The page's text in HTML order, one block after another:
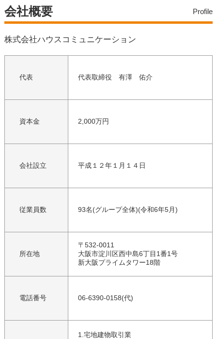
会社概要 Profile
株式会社ハウスコミュニケーション
代表 代表取締役 有澤 佑介
資本金 2,000万円
会社設立 平成１２年１月１４日
従業員数 93名(グループ全体)(令和6年5月)
所在地
〒532-0011
大阪市淀川区西中島6丁目1番1号
新大阪プライムタワー18階
電話番号 06-6390-0158(代)
1.宅地建物取引業